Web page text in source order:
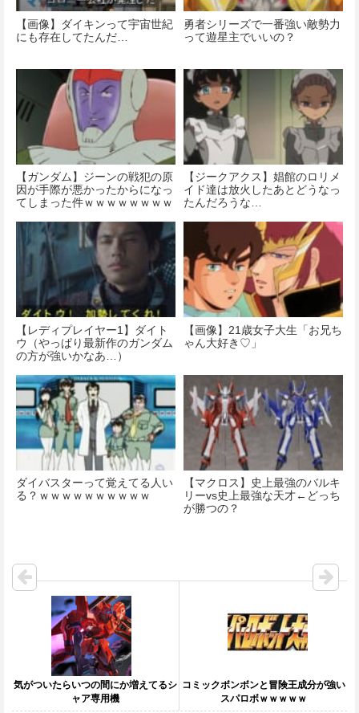
【画像】ダイキンって宇宙世紀
にも存在してたんだ…
勇者シリーズで一番強い敵勢力
って遊星主でいいの？
【ガンダム】ジーンの戦犯の原
因が手際が悪かったからになっ
てしまった件ｗｗｗｗｗｗｗｗ
【ジークアクス】娼館のロリメ
イド達は放火したあとどうなっ
たんだろうな…
【レディプレイヤー1】ダイト
ウ（やっぱり最新作のガンダム
の方が強いかなあ…）
【画像】21歳女子大生「お兄ち
ゃん大好き♡」
ダイバスターって覚えてる人い
る？ｗｗｗｗｗｗｗｗｗｗ
【マクロス】史上最強のバルキ
リーvs史上最強な天才←どっち
が勝つの？
気がついたらいつの間にか増えてるシ
ャア専用機
コミックボンボンと冒険王成分が強い
スパロボｗｗｗｗｗ